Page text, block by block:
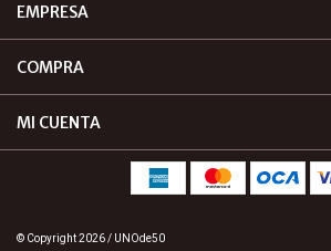
EMPRESA
COMPRA
MI CUENTA
© Copyright 2026 / UNOde50